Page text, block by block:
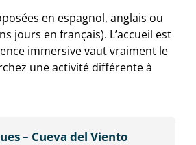
en espagnol, anglais ou
jours en français). L’accueil est
immersive vaut vraiment le
une activité différente à
– Cueva del Viento